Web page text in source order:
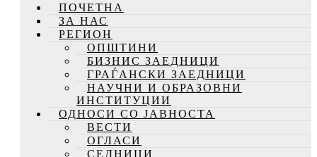
ПОЧЕТНА
ЗА НАС
РЕГИОН
ОПШТИНИ
БИЗНИС ЗАЕДНИЦИ
ГРАЃАНСКИ ЗАЕДНИЦИ
НАУЧНИ И ОБРАЗОВНИ
ИНСТИТУЦИИ
ОДНОСИ СО ЈАВНОСТА
ВЕСТИ
ОГЛАСИ
СЕДНИЦИ